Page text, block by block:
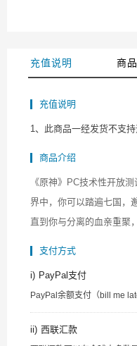
充值说明 商
充值说明
1、此商品一经发货不支持
商品介绍
《原神》PC技术性开放
界中，你可以踏遍七国，
直到你与分离的血亲重聚
支付方式
i) PayPal支付
PayPal余额支付（bill me
ii) 西联汇款